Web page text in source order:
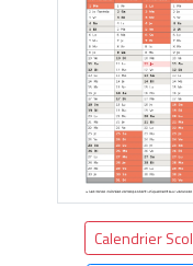
Calendrier